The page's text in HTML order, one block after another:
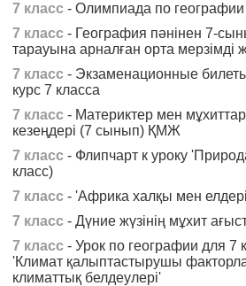
7 класс - Олимпиада по географии
7 класс - География пәнінен 7-
тарауына арналған орта мерзімді
7 класс - Экзаменационные
курс 7 класса
7 класс - Материктер мен
кезеңдері (7 сынып) ҚМЖ
7 класс - Флипчарт к уроку
класс)
7 класс - 'Африка халқы мен
7 класс - Дүние жүзінің мұхит
7 класс - Урок по географии для 7
'Климат қалыптастырушы
климаттық белдеулері'